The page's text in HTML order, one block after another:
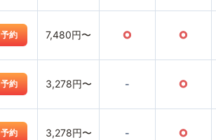
予約 7,480円〜 ○ ○
予約 3,278円〜 - ○
予約 3,278円〜 - ○